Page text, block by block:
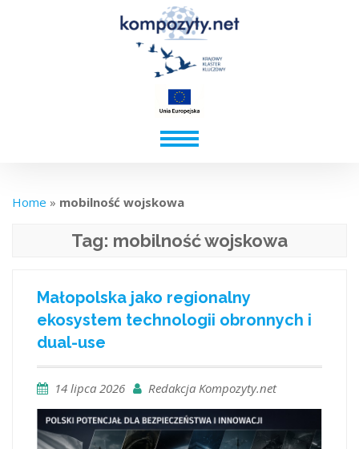
Home » mobilność wojskowa
Tag: mobilność wojskowa
Małopolska jako regionalny
ekosystem technologii obronnych i
dual-use
14 lipca 2026 Redakcja Kompozyty.net